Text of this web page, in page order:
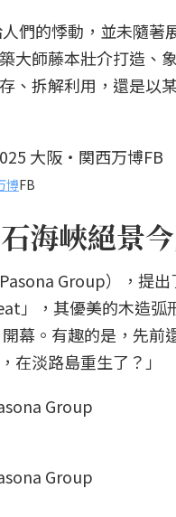
們的悸動，並未隨著
大師藤本壯介打造、
、拆解利用，還是以
博FB
海峽絕景
Group），提
」，其優美的木造弧
幕。有趣的是，先前
在淡路島重生了？」